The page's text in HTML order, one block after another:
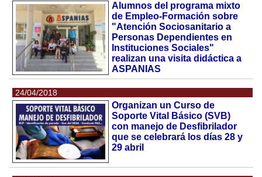
Alumnos del programa mixto
de Empleo-Formación sobre
"Atención Sociosanitario a
Personas Dependientes en
Instituciones Sociales"
realizan una visita didáctica a
ASPANIAS
24/04/2018
Organizan un Curso de
Soporte Vital Básico (SVB)
con manejo de Desfibrilador
que se celebrará los días 28 y
29 abril